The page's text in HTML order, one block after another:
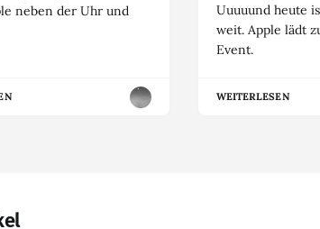
neben der Uhr und
Uuuuund heute
weit. Apple lädt
Event.
WEITERLESEN